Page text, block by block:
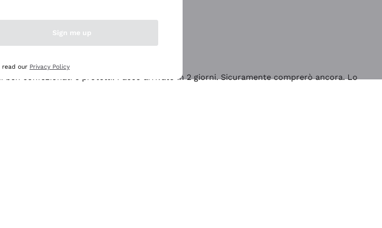
confezionati e protetti. Pacco arrivato in 2 giorni. Sicuramente comprerò ancora. Lo
Sign me up
read our Privacy Policy